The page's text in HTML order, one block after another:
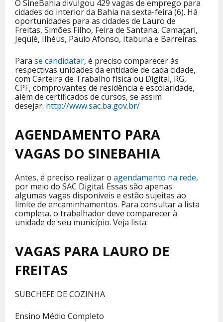
O SineBahia divulgou 429 vagas de emprego para
cidades do interior da Bahia na sexta-feira (6). Há
oportunidades para as cidades de Lauro de
Freitas, Simões Filho, Feira de Santana, Camaçari,
Jequié, Ilhéus, Paulo Afonso, Itabuna e Barreiras.
Para se candidatar, é preciso comparecer às
respectivas unidades da entidade de cada cidade,
com Carteira de Trabalho física ou Digital, RG,
CPF, comprovantes de residência e escolaridade,
além de certificados de cursos, se assim
desejar. http://www.sac.ba.gov.br/
AGENDAMENTO PARA
VAGAS DO SINEBAHIA
Antes, é preciso realizar o agendamento na rede,
por meio do SAC Digital. Essas são apenas
algumas vagas disponíveis e estão sujeitas ao
limite de encaminhamentos. Para consultar a lista
completa, o trabalhador deve comparecer à
unidade de seu município. Veja lista:
VAGAS PARA LAURO DE
FREITAS
SUBCHEFE DE COZINHA
Ensino Médio Completo